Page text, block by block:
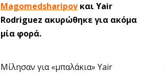
Magomedsharipovκαι Yair
Rodriguez ακυρώθηκε για ακόμα
μία φορά.
Μίλησαν για «μπαλάκια» Yair